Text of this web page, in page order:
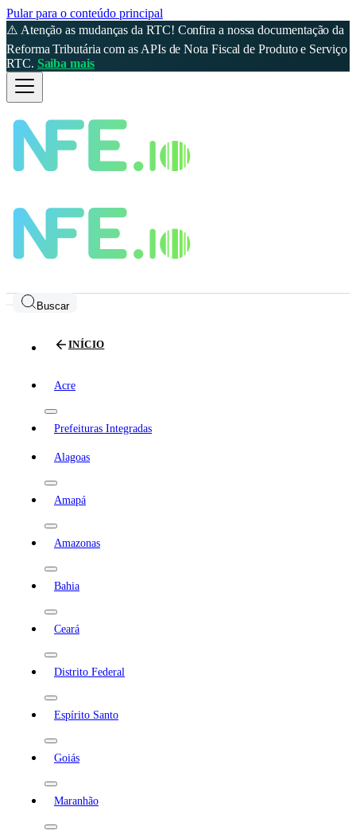
Pular para o conteúdo principal
⚠️ Atenção as mudanças da RTC! Confira a nossa documentação da
Reforma Tributária com as APIs de Nota Fiscal de Produto e Serviço
RTC. Saiba mais
Buscar
INÍCIO
Acre
Prefeituras Integradas
Alagoas
Amapá
Amazonas
Bahia
Ceará
Distrito Federal
Espírito Santo
Goiás
Maranhão